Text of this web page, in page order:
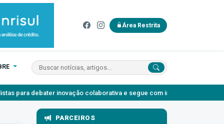
Área Restrita
colaborativa e segue com inscrições abertas
PARCEIROS